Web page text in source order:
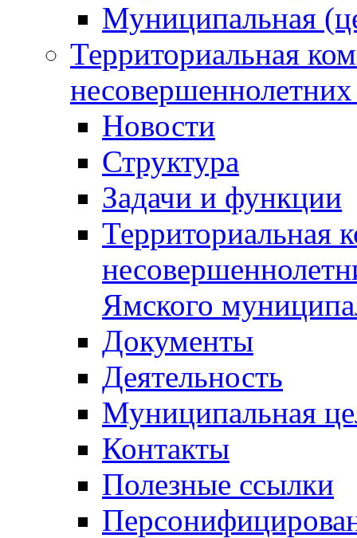
Муниципальная
Территориальная
Новости
Структура
Задачи и функции
Территориальная
Ямского
Документы
Деятельность
Муниципальная
Контакты
Полезные ссылки